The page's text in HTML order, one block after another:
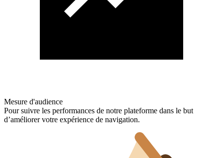
Mesure d'audience
Pour suivre les performances de notre plateforme dans le but
d’améliorer votre expérience de navigation.